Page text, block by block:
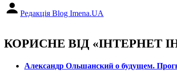
Редакція Blog Imena.UA
КОРИСНЕ ВІД «ІНТЕРНЕТ
Александр Ольшанский о будущем.